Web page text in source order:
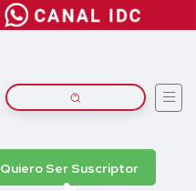
Quiero Ser Suscriptor